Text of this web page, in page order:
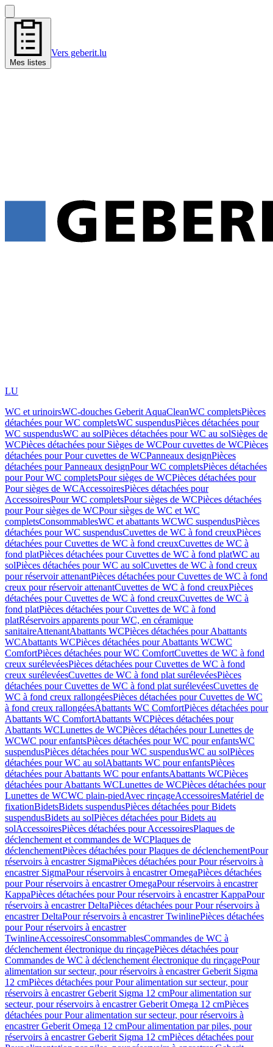
Mes listes
Vers geberit.lu
LU
WC et urinoirsWC-douches Geberit AquaCleanWC completsPièces
détachées pour WC completsWC suspendusPièces détachées pour
WC suspendusWC au solPièces détachées pour WC au solSièges de
WCPièces détachées pour Sièges de WCPour cuvettes de WCPièces
détachées pour Pour cuvettes de WCPanneaux designPièces
détachées pour Panneaux designPour WC completsPièces détachées
pour Pour WC completsPour sièges de WCPièces détachées pour
Pour sièges de WCAccessoiresPièces détachées pour
AccessoiresPour WC completsPour sièges de WCPièces détachées
pour Pour sièges de WCPour sièges de WC et WC
completsConsommablesWC et abattants WCWC suspendusPièces
détachées pour WC suspendusCuvettes de WC à fond creuxPièces
détachées pour Cuvettes de WC à fond creuxCuvettes de WC à
fond platPièces détachées pour Cuvettes de WC à fond platWC au
solPièces détachées pour WC au solCuvettes de WC à fond creux
pour réservoir attenantPièces détachées pour Cuvettes de WC à fond
creux pour réservoir attenantCuvettes de WC à fond creuxPièces
détachées pour Cuvettes de WC à fond creuxCuvettes de WC à
fond platPièces détachées pour Cuvettes de WC à fond
platRéservoirs apparents pour WC, en céramique
sanitaireAttenantAbattants WCPièces détachées pour Abattants
WCAbattants WCPièces détachées pour Abattants WCWC
ComfortPièces détachées pour WC ComfortCuvettes de WC à fond
creux surélevéesPièces détachées pour Cuvettes de WC à fond
creux surélevéesCuvettes de WC à fond plat surélevéesPièces
détachées pour Cuvettes de WC à fond plat surélevéesCuvettes de
WC à fond creux rallongéesPièces détachées pour Cuvettes de WC
à fond creux rallongéesAbattants WC ComfortPièces détachées pour
Abattants WC ComfortAbattants WCPièces détachées pour
Abattants WCLunettes de WCPièces détachées pour Lunettes de
WCWC pour enfantsPièces détachées pour WC pour enfantsWC
suspendusPièces détachées pour WC suspendusWC au solPièces
détachées pour WC au solAbattants WC pour enfantsPièces
détachées pour Abattants WC pour enfantsAbattants WCPièces
détachées pour Abattants WCLunettes de WCPièces détachées pour
Lunettes de WCWC plain-piedAvec rinçageAccessoiresMatériel de
fixationBidetsBidets suspendusPièces détachées pour Bidets
suspendusBidets au solPièces détachées pour Bidets au
solAccessoiresPièces détachées pour AccessoiresPlaques de
déclenchement et commandes de WCPlaques de
déclenchementPièces détachées pour Plaques de déclenchementPour
réservoirs à encastrer SigmaPièces détachées pour Pour réservoirs à
encastrer SigmaPour réservoirs à encastrer OmegaPièces détachées
pour Pour réservoirs à encastrer OmegaPour réservoirs à encastrer
KappaPièces détachées pour Pour réservoirs à encastrer KappaPour
réservoirs à encastrer DeltaPièces détachées pour Pour réservoirs à
encastrer DeltaPour réservoirs à encastrer TwinlinePièces détachées
pour Pour réservoirs à encastrer
TwinlineAccessoiresConsommablesCommandes de WC à
déclenchement électronique du rinçagePièces détachées pour
Commandes de WC à déclenchement électronique du rinçagePour
alimentation sur secteur, pour réservoirs à encastrer Geberit Sigma
12 cmPièces détachées pour Pour alimentation sur secteur, pour
réservoirs à encastrer Geberit Sigma 12 cmPour alimentation sur
secteur, pour réservoirs à encastrer Geberit Omega 12 cmPièces
détachées pour Pour alimentation sur secteur, pour réservoirs à
encastrer Geberit Omega 12 cmPour alimentation par piles, pour
réservoirs à encastrer Geberit Sigma 12 cmPièces détachées pour